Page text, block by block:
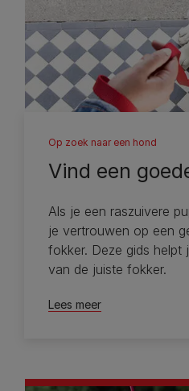
Op zoek naar een hond
Vind een
Als je een raszuivere
je vertrouwen op een
fokker. Deze gids helpt
van de juiste fokker.
Lees meer